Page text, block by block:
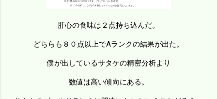
肝心の食味は２点持ち込んだ。
どちらも８０点以上でAランクの結果が出た。
僕が出しているサタケの精密分析より
数値は高い傾向にある。